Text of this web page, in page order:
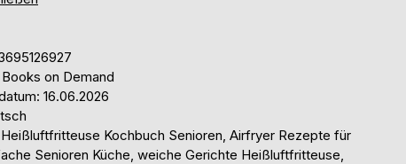
on Demand
16.06.2026
Kochbuch Senioren, Airfryer Rezepte für
Senioren Küche, weiche Gerichte Heißluftfritteuse,